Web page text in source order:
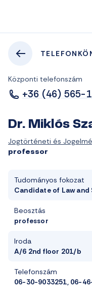
Központi telefonszám
+36 (46) 565-
Dr. Miklós
Jogtörténeti és
professor
Tudományos fokozat
Candidate of Law and
Beosztás
professor
Iroda
A/6 2nd floor 201/b
Telefonszám
06-30-9033251, 06-